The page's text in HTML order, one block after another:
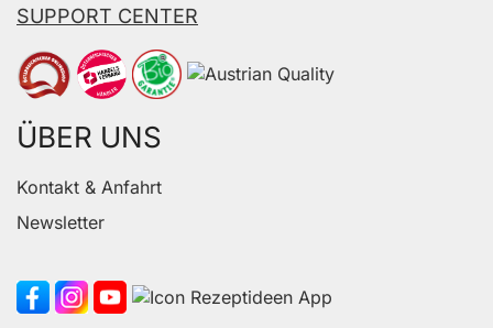
SUPPORT CENTER
ÜBER UNS
Kontakt & Anfahrt
Newsletter